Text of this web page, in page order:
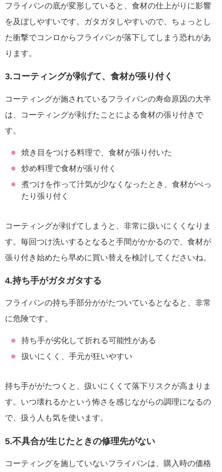
フライパンの底が変形していると、食材の仕上がりに影響
を及ぼしやすいです。ガタガタしやすいので、ちょっとし
た衝撃でコンロからフライパンが落下してしまう恐れがあ
ります。
3.コーティングが剥げて、食材が張り付く
コーティングが施されているフライパンの寿命原因の大半
は、コーティングが剥げたことによる食材の張り付きで
す。
焼き目をつける料理で、食材が張り付いた
炒め料理で食材が張り付く
煮つけを作って汁気が少なくなったとき、食材がべっ
たり張り付く
コーティングが剥げてしまうと、非常に扱いにくくなりま
す。毎回つけ洗いするとなると手間がかかるので、食材が
張り付き始めたら早めに買い替えを検討してくださいね。
4.持ち手がガタガタする
フライパンの持ち手部分ががたついているとなると、非常
に危険です。
持ち手が劣化して折れる可能性がある
扱いにくく、手元が狂いやすい
持ち手ががたつくと、扱いにくくて落下リスクが高まりま
す。いつ壊れるかという怖さを感じながらの調理になるの
で、扱う人も気を使います。
5.不具合が生じたときの修理先がない
コーティングを施していないフライパンは、購入時の価格